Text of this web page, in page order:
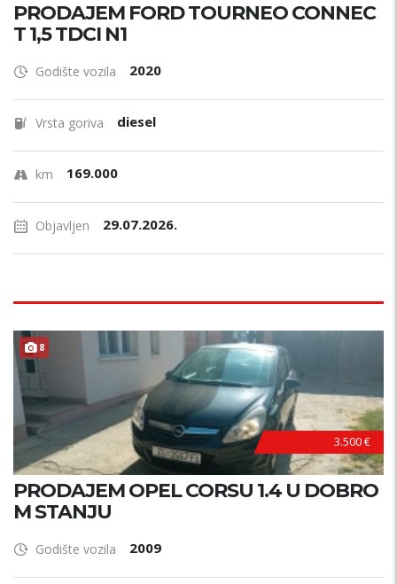
PRODAJEM FORD TOURNEO CONNEC
T 1,5 TDCI N1
Godište vozila 2020
Vrsta goriva diesel
km 169.000
Objavljen 29.07.2026.
8
3.500 €
PRODAJEM OPEL CORSU 1.4 U DOBRO
M STANJU
Godište vozila 2009